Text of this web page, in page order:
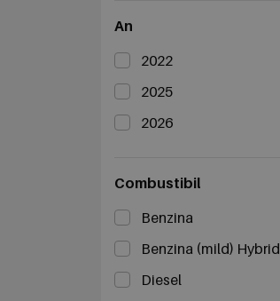
An
2022
2025
2026
Combustibil
Benzina
Benzina (mild) Hybrid
Diesel